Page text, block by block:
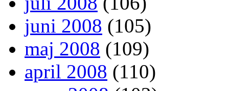
juni 2008 (105)
maj 2008 (109)
april 2008 (110)